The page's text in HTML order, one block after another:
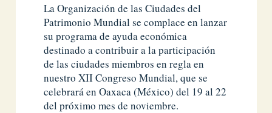
La Organización de las Ciudades del
Patrimonio Mundial se complace en lanzar
su programa de ayuda económica
destinado a contribuir a la participación
de las ciudades miembros en regla en
nuestro XII Congreso Mundial, que se
celebrará en Oaxaca (México) del 19 al 22
del próximo mes de noviembre.